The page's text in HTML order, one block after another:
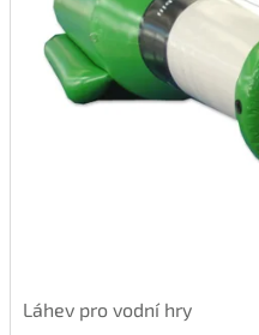
Láhev pro vodní hry